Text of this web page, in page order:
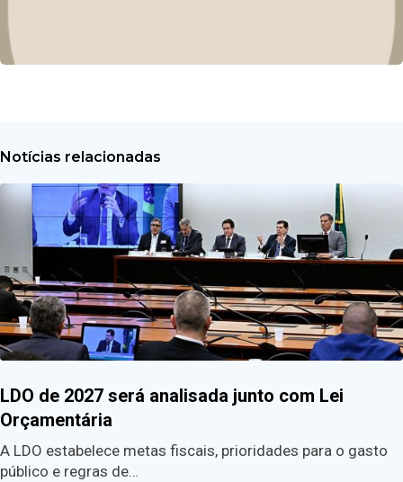
Notícias relacionadas
LDO de 2027 será analisada junto com Lei
Orçamentária
A LDO estabelece metas fiscais, prioridades para o gasto
público e regras de…